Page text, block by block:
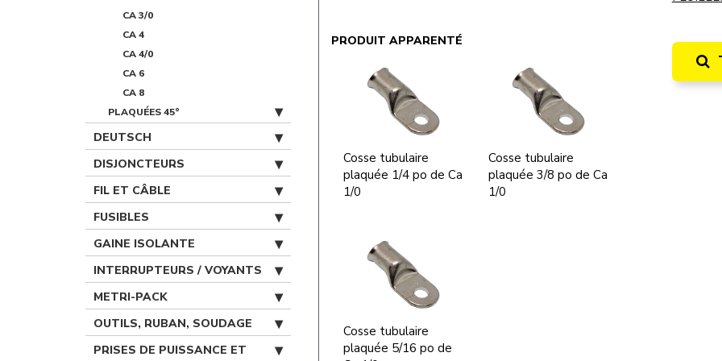
CA 3/0
CA 4
CA 4/0
CA 6
CA 8
PLAQUÉES 45°
DEUTSCH
DISJONCTEURS
FIL ET CÂBLE
FUSIBLES
GAINE ISOLANTE
INTERRUPTEURS / VOYANTS
METRI-PACK
OUTILS, RUBAN, SOUDAGE
PRISES DE PUISSANCE ET
PRODUIT APPARENTÉ
Cosse tubulaire
plaquée 1/4 po de Ca
1/0
Cosse tubulaire
plaquée 3/8 po de Ca
1/0
Cosse tubulaire
plaquée 5/16 po de